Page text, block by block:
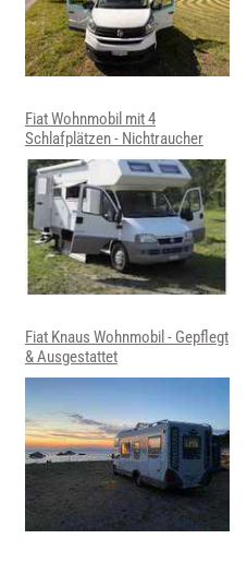
Fiat Wohnmobil mit 4
Schlafplätzen - Nichtraucher
Fiat Knaus Wohnmobil - Gepflegt
& Ausgestattet